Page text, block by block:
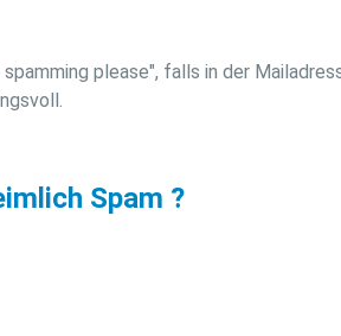
please", falls in der
Spam ?